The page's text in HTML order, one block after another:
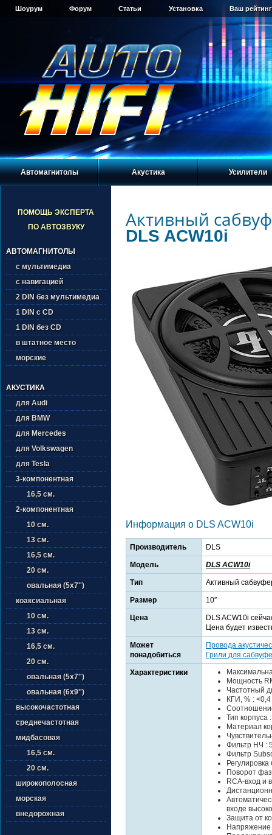
Шоурум Форум Статьи Установка Ваш
Автомагнитолы Акустика Усилители
ПОМОЩЬ ЭКСПЕРТА
ПО АВТОЗВУКУ
АВТОМАГНИТОЛЫ
с мультимедиа
с навигацией
2 DIN без мультимедиа
1 DIN с CD
1 DIN без CD
в штатное место
морские
АКУСТИКА
для Audi
для BMW
для Mercedes
для Volkswagen
для Tesla
3-компонентная
16,5 см.
2-компонентная
10 см.
13 см.
16,5 см.
20 см.
овальная (5х7'')
коаксиальная
10 см.
13 см.
16,5 см.
20 см.
овальная (5х7'')
овальная (6х9'')
высокочастотная
среднечастотная
мидбасовая
16,5 см.
20 см.
широкополосная
морская
внедорожная
Активный
DLS ACW10i
Информация о DLS ACW10i
Производитель DLS
Модель DLS ACW10i
Тип Активный
Размер 10″
Цена
DLS ACW10i
Цена будет
Может
понадобиться
Провода
Грили для
Характеристики
Мощность
Частотный
КГИ, % : <0,4
Тип корпуса
Материал
Фильтр НЧ :
Фильтр
Поворот
RCA-вход и
входе
Защита от
Напряжение